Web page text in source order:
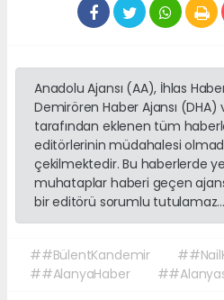
Anadolu Ajansı (AA), İhlas
Demirören Haber Ajansı
tarafından eklenen tüm
editörlerinin müdahalesi
çekilmektedir. Bu haberlerde
muhataplar haberi geçen
bir editörü sorumlu tutulamaz...
##BülentKandemir
##AlanyaHaber